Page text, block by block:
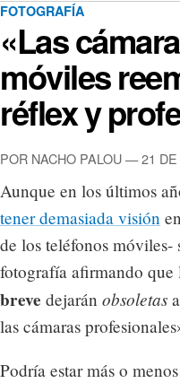
FOTOGRAFÍA
«Las
móviles
réflex y
POR NACHO PALOU — 21
Aunque en los últimos
tener demasiada visión
de los teléfonos móviles-
fotografía afirmando que
breve dejarán obsoletas
las cámaras
Podría estar más o